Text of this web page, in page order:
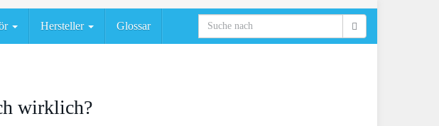
Hersteller Glossar
wirklich?